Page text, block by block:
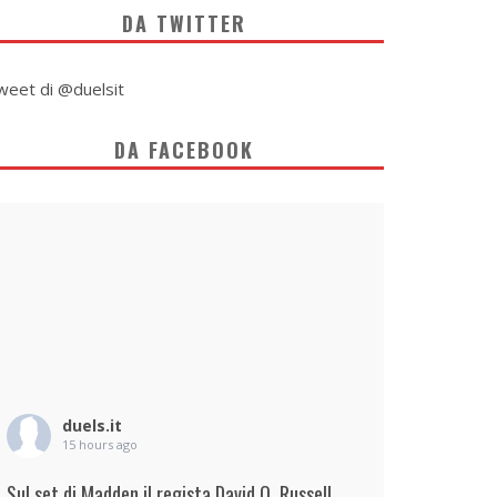
DA TWITTER
di @duelsit
DA FACEBOOK
duels.it
15 hours ago